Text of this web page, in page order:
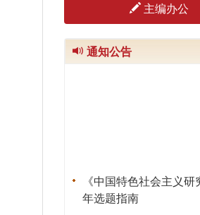
主编办公
通知公告
《中国特色社会主义研
年选题指南